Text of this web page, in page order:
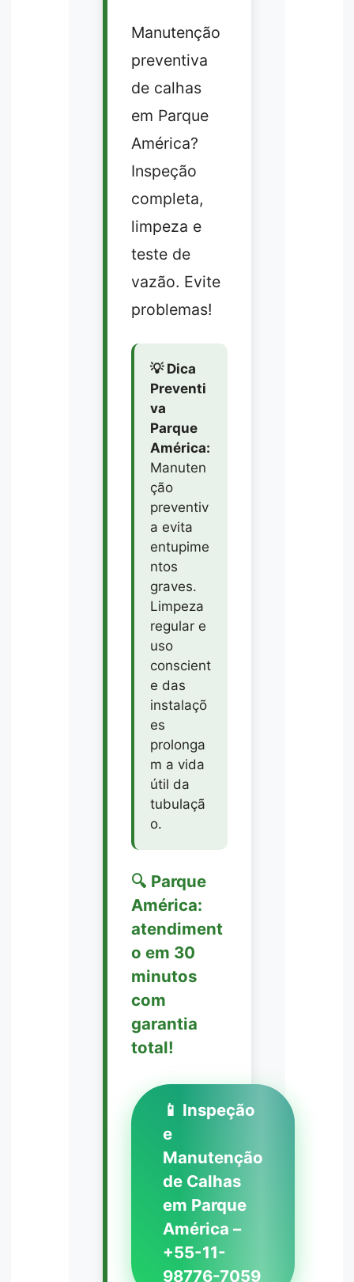
Manutenção
preventiva
de calhas
em Parque
América?
Inspeção
completa,
limpeza e
teste de
vazão. Evite
problemas!
💡 Dica
Preventi
va
Parque
América:
Manuten
ção
preventiv
a evita
entupime
ntos
graves.
Limpeza
regular e
uso
conscient
e das
instalaçõ
es
prolonga
m a vida
útil da
tubulaçã
o.
🔍 Parque
América:
atendiment
o em 30
minutos
com
garantia
total!
📱 Inspeção
e
Manutenção
de Calhas
em Parque
América –
+55-11-
98776-7059